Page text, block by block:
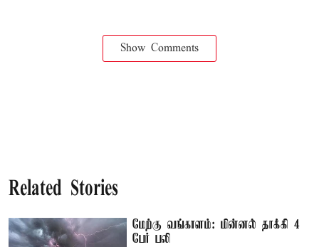
Show Comments
Related Stories
மேற்கு வங்காளம்: மின்னல் தாக்கி 4
பேர் பலி